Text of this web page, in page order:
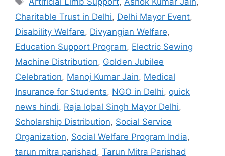
Charitable Trust in Delhi, Delhi Mayor Event,
Disability Welfare, Divyangjan Welfare,
Education Support Program, Electric Sewing
Machine Distribution, Golden Jubilee
Celebration, Manoj Kumar Jain, Medical
Insurance for Students, NGO in Delhi, quick
news hindi, Raja Iqbal Singh Mayor Delhi,
Scholarship Distribution, Social Service
Organization, Social Welfare Program India,
tarun mitra parishad , Tarun Mitra Parishad